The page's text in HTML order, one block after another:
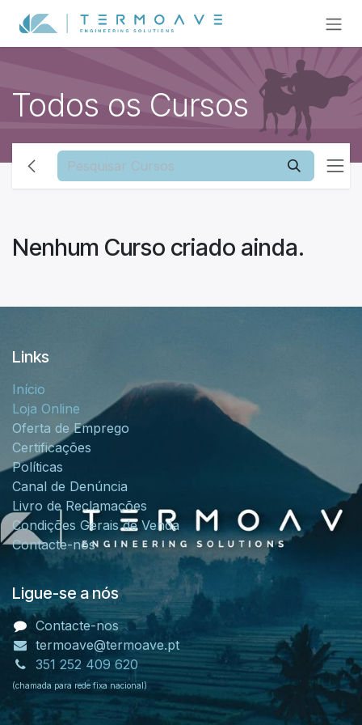
Todos os Cursos
Nenhum Curso criado ainda.
Links
Início
Loja Online
Oferta de Emprego
Certificações
Políticas
Canal de Denúncia
Livro de Reclamações
Condições Gerais de Venda
Contacte-nos
Ligue-se a nós
Contacte-nos
termoave@termoave.pt
351 252 409 620
(chamada para rede fixa nacional)